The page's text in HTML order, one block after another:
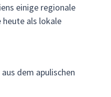
einige regionale
heute als lokale
dem apulischen